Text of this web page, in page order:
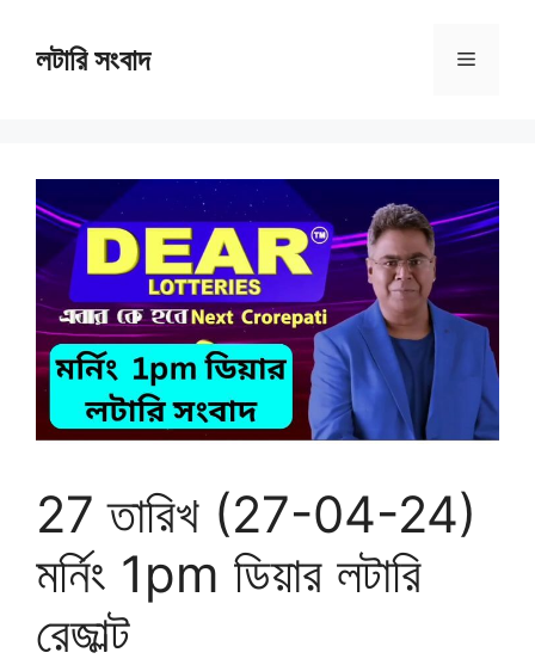
contentলটারি সংবাদ Menu
27 তারিখ (27-04-24)
মর্নিং 1pm ডিয়ার লটারি
রেজাল্ট